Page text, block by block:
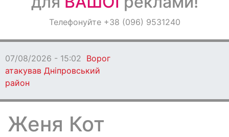
ОголошенняТелефонуйте +38 (096) 9531240
07/08/2026 - 15:02 Ворог
атакував Дніпровський
район
Женя Кот